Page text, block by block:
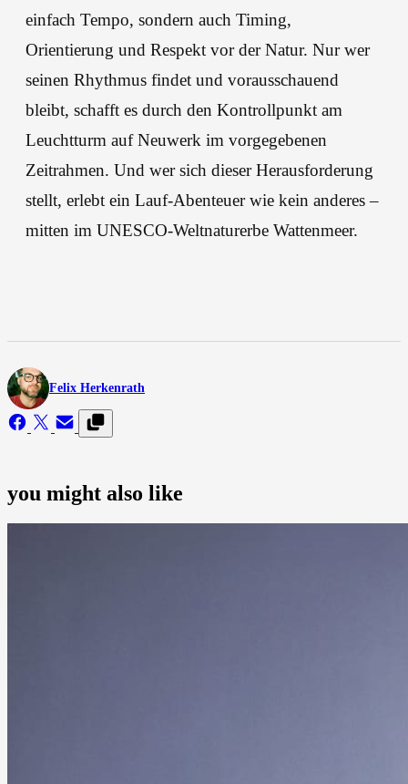
einfach Tempo, sondern auch Timing,
Orientierung und Respekt vor der Natur. Nur wer
seinen Rhythmus findet und vorausschauend
bleibt, schafft es durch den Kontrollpunkt am
Leuchtturm auf Neuwerk im vorgegebenen
Zeitrahmen. Und wer sich dieser Herausforderung
stellt, erlebt ein Lauf-Abenteuer wie kein anderes –
mitten im UNESCO-Weltnaturerbe Wattenmeer.
Felix Herkenrath
you might also like